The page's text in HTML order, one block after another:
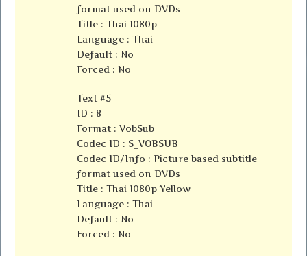
format used on DVDs
Title : Thai 1080p
Language : Thai
Default : No
Forced : No
Text #5
ID : 8
Format : VobSub
Codec ID : S_VOBSUB
Codec ID/Info : Picture based subtitle
format used on DVDs
Title : Thai 1080p Yellow
Language : Thai
Default : No
Forced : No